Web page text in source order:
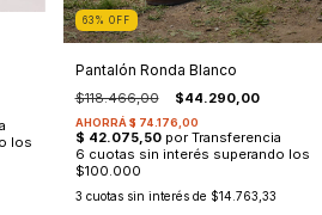
63 % OFF
Pantalón Ronda Blanco
$118.466,00 $44.290,00
3 cuotas sin interés de $14.763,33